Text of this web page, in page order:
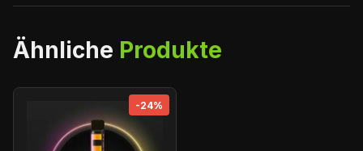
Ähnliche Produkte
-24%